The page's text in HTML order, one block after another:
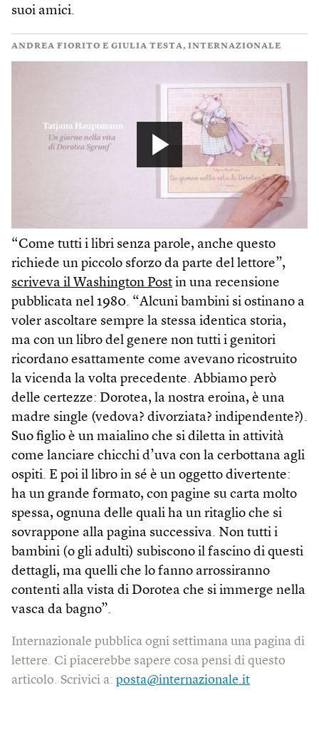
suoi amici.
ANDREA FIORITO E GIULIA TESTA, INTERNAZIONALE
“Come tutti i libri senza parole, anche questo
richiede un piccolo sforzo da parte del lettore”,
scriveva il Washington Post in una recensione
pubblicata nel 1980. “Alcuni bambini si ostinano a
voler ascoltare sempre la stessa identica storia,
ma con un libro del genere non tutti i genitori
ricordano esattamente come avevano ricostruito
la vicenda la volta precedente. Abbiamo però
delle certezze: Dorotea, la nostra eroina, è una
madre single (vedova? divorziata? indipendente?).
Suo figlio è un maialino che si diletta in attività
come lanciare chicchi d’uva con la cerbottana agli
ospiti. E poi il libro in sé è un oggetto divertente:
ha un grande formato, con pagine su carta molto
spessa, ognuna delle quali ha un ritaglio che si
sovrappone alla pagina successiva. Non tutti i
bambini (o gli adulti) subiscono il fascino di questi
dettagli, ma quelli che lo fanno arrossiranno
contenti alla vista di Dorotea che si immerge nella
vasca da bagno”.
Internazionale pubblica ogni settimana una pagina di
lettere. Ci piacerebbe sapere cosa pensi di questo
articolo. Scrivici a: posta@internazionale.it